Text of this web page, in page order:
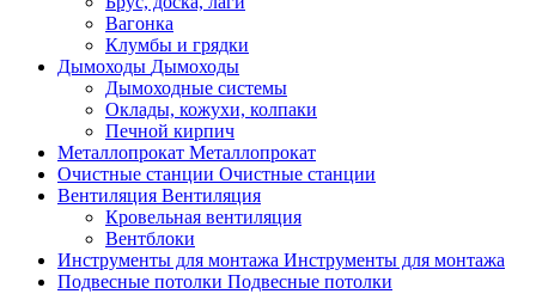
Вагонка
Клумбы и грядки
Дымоходы Дымоходы
Дымоходные системы
Оклады, кожухи, колпаки
Печной кирпич
Металлопрокат Металлопрокат
Очистные станции Очистные станции
Вентиляция Вентиляция
Кровельная вентиляция
Вентблоки
Инструменты для монтажа Инструменты для монтажа
Подвесные потолки Подвесные потолки